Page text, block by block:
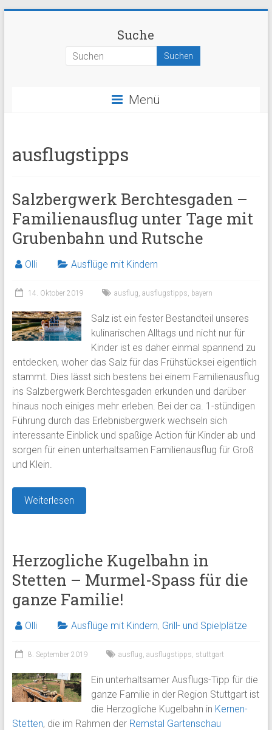
spielzeit.de
mit
Suche
Menü
ausflugstipps
Salzbergwerk Berchtesgaden –
Familienausflug unter Tage mit
Grubenbahn und Rutsche
Olli Ausflüge mit Kindern
14. Oktober 2019 ausflug, ausflugstipps, bayern
Salz ist ein fester Bestandteil unseres
kulinarischen Alltags und nicht nur für
Kinder ist es daher einmal spannend zu
entdecken, woher das Salz für das Frühstücksei eigentlich
stammt. Dies lässt sich bestens bei einem Familienausflug
ins Salzbergwerk Berchtesgaden erkunden und darüber
hinaus noch einiges mehr erleben. Bei der ca. 1-stündigen
Führung durch das Erlebnisbergwerk wechseln sich
interessante Einblick und spaßige Action für Kinder ab und
sorgen für einen unterhaltsamen Familienausflug für Groß
und Klein.
Weiterlesen
Herzogliche Kugelbahn in
Stetten – Murmel-Spass für die
ganze Familie!
Olli Ausflüge mit Kindern, Grill- und Spielplätze
8. September 2019 ausflug, ausflugstipps, stuttgart
Ein unterhaltsamer Ausflugs-Tipp für die
ganze Familie in der Region Stuttgart ist
die Herzogliche Kugelbahn in Kernen-
Stetten, die im Rahmen der Remstal Gartenschau